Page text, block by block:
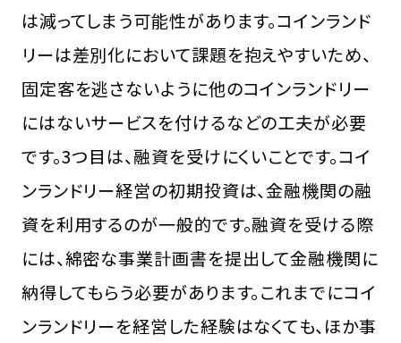
は減ってしまう可能性があります。コインランド
リーは差別化において課題を抱えやすいため、
固定客を逃さないように他のコインランドリー
にはないサービスを付けるなどの工夫が必要
です。3つ目は、融資を受けにくいことです。コイ
ンランドリー経営の初期投資は、金融機関の融
資を利用するのが一般的です。融資を受ける際
には、綿密な事業計画書を提出して金融機関に
納得してもらう必要があります。これまでにコイ
ンランドリーを経営した経験はなくても、ほか事